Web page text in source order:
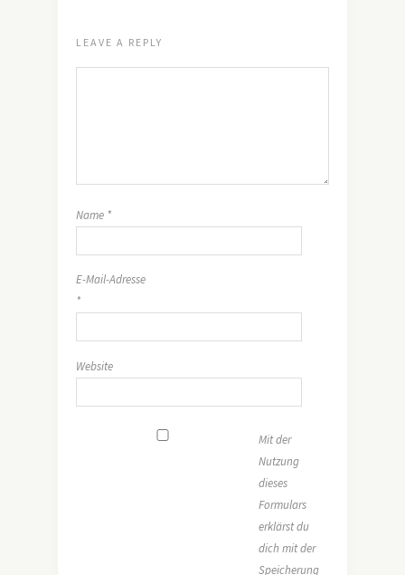
LEAVE A REPLY
Name *
E-Mail-Adresse
*
Website
Mit der
Nutzung
dieses
Formulars
erklärst du
dich mit der
Speicherung